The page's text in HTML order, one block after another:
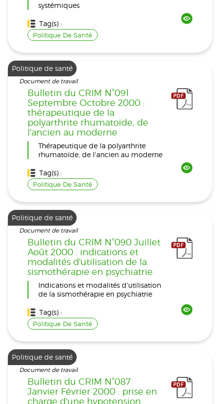
systémiques
Tag(s) :
Politique De Santé
Politique de santé
Document de travail
Bulletin du CRIM N°091
Septembre Octobre 2000 :
thérapeutique de la
polyarthrite rhumatoïde, de
l'ancien au moderne
Thérapeutique de la polyarthrite
rhumatoïde, de l'ancien au moderne
Tag(s) :
Politique De Santé
Politique de santé
Document de travail
Bulletin du CRIM N°090 Juillet
Août 2000 : indications et
modalités d'utilisation de la
sismothérapie en psychiatrie
Indications et modalités d'utilisation
de la sismothérapie en psychiatrie
Tag(s) :
Politique De Santé
Politique de santé
Document de travail
Bulletin du CRIM N°087
Janvier Février 2000 : prise en
charge d'une hypotension